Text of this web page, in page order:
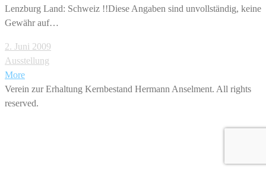
Lenzburg Land: Schweiz !!Diese Angaben sind unvollständig, keine
Gewähr auf…
2. Juni 2009
Ausstellung
More
Verein zur Erhaltung Kernbestand Hermann Anselment. All rights
reserved.